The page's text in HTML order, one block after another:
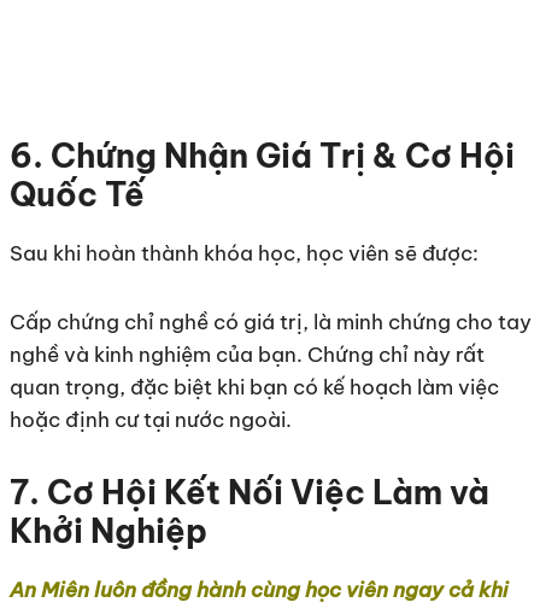
6. Chứng Nhận Giá Trị & Cơ Hội
Quốc Tế
Sau khi hoàn thành khóa học, học viên sẽ được:
Cấp chứng chỉ nghề có giá trị, là minh chứng cho tay
nghề và kinh nghiệm của bạn. Chứng chỉ này rất
quan trọng, đặc biệt khi bạn có kế hoạch làm việc
hoặc định cư tại nước ngoài.
7. Cơ Hội Kết Nối Việc Làm và
Khởi Nghiệp
An Miên luôn đồng hành cùng học viên ngay cả khi